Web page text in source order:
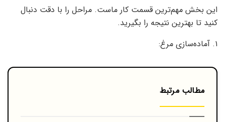
این بخش مهم‌ترین قسمت کار ماست. مراحل را با دقت دنبال
کنید تا بهترین نتیجه را بگیرید.
۱. آماده‌سازی مرغ:
مطالب مرتبط